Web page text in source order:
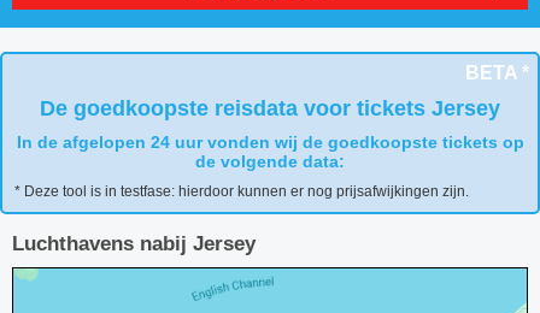
BETA *
De goedkoopste reisdata voor tickets Jersey
In de afgelopen 24 uur vonden wij de goedkoopste tickets op
de volgende data:
* Deze tool is in testfase: hierdoor kunnen er nog prijsafwijkingen zijn.
Luchthavens nabij Jersey